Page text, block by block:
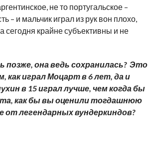
не то португальское –
– и мальчик играл из рук вон плохо,
крайне субъективны и не
позже, она ведь сохранилась? Это
как играл Моцарт в 6 лет, да и
в 15 играл лучше, чем когда бы
как бы вы оценили тогдашнюю
от легендарных вундеркиндов?